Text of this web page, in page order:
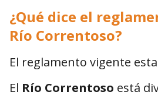
¿Qué dice el
Río Correntoso?
El reglamento vigente
El Río Correntoso está